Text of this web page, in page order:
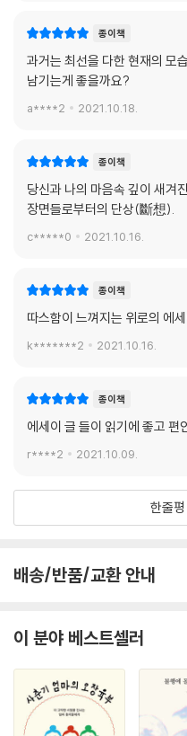
종이책
과거는 최선을 다한 현재의 모
남기는게 좋을까요?
a****2 2021.10.18.
종이책
당신과 나의 마음속 깊이 새겨
장면들로부터의 단상(斷想).
c*****0 2021.10.16.
종이책
따스함이 느껴지는 위로의 에
k*******2 2021.10.16.
종이책
에세이 글 들이 읽기에 좋고
r****2 2021.10.09.
한줄평
배송/반품/교환 안내
이 분야 베스트셀러